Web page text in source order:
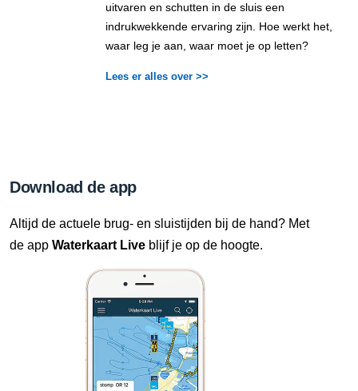
uitvaren en schutten in de sluis een
indrukwekkende ervaring zijn. Hoe werkt het,
waar leg je aan, waar moet je op letten?
Lees er alles over >>
Download de app
Altijd de actuele brug- en sluistijden bij de hand? Met
de app Waterkaart Live blijf je op de hoogte.